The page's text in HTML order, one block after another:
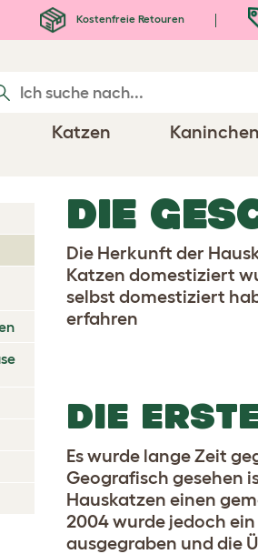
Kostenfreie Retouren
Katzen Kaninchen
DIE
Die Herkunft der
Katzen domestiziert
selbst domestiziert
erfahren
DIE
Es wurde lange Zeit
Geografisch gesehen
Hauskatzen einen
2004 wurde jedoch
ausgegraben und die